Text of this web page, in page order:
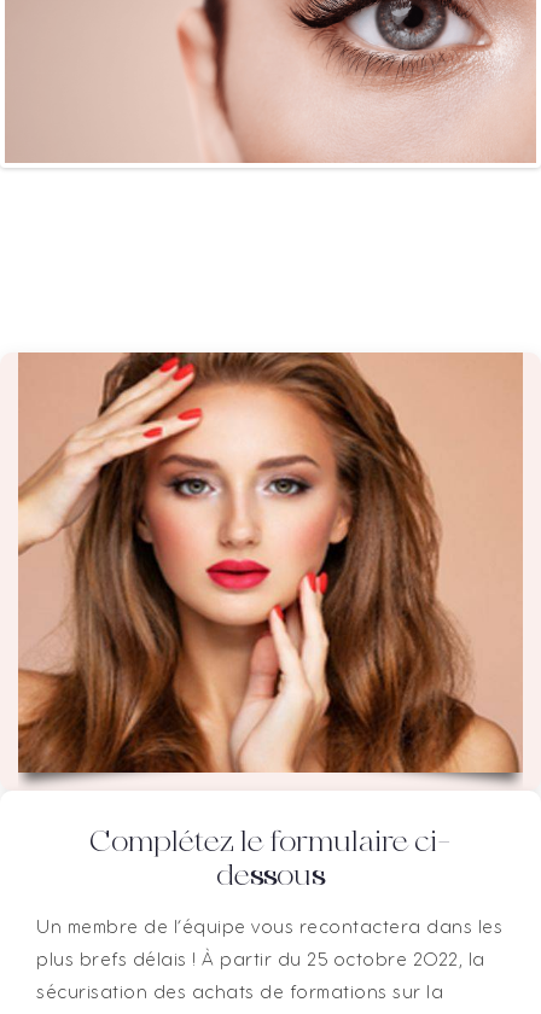
Complétez le formulaire ci-
dessous
Un membre de l’équipe vous recontactera dans les
plus brefs délais ! À partir du 25 octobre 2022, la
sécurisation des achats de formations sur la